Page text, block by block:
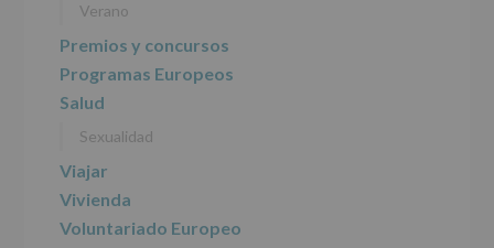
Finalidad
Información
actividades
y
programas
para
Legitimación
Consentimiento
interesado
Verano
Premios y concursos
Programas Europeos
Salud
Sexualidad
Viajar
Vivienda
Voluntariado Europeo